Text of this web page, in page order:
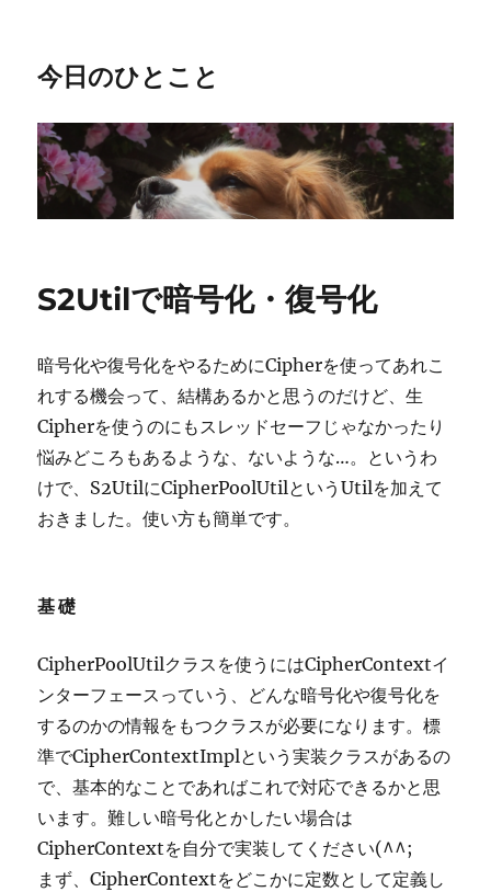
今日のひとこと
S2Utilで暗号化・復号化
暗号化や復号化をやるためにCipherを使ってあれこ
れする機会って、結構あるかと思うのだけど、生
Cipherを使うのにもスレッドセーフじゃなかったり
悩みどころもあるような、ないような…。というわ
けで、S2UtilにCipherPoolUtilというUtilを加えて
おきました。使い方も簡単です。
基礎
CipherPoolUtilクラスを使うにはCipherContextイ
ンターフェースっていう、どんな暗号化や復号化を
するのかの情報をもつクラスが必要になります。標
準でCipherContextImplという実装クラスがあるの
で、基本的なことであればこれで対応できるかと思
います。難しい暗号化とかしたい場合は
CipherContextを自分で実装してください(^^;
まず、CipherContextをどこかに定数として定義し